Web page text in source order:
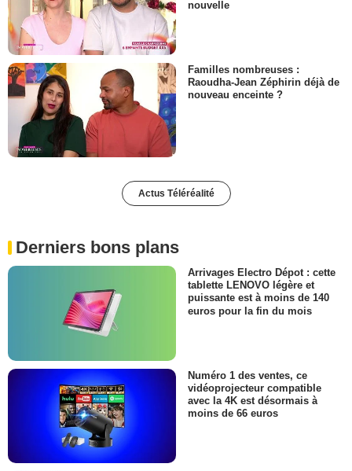
nouvelle
Familles nombreuses :
Raoudha-Jean Zéphirin déjà de
nouveau enceinte ?
Actus Téléréalité
Derniers bons plans
Arrivages Electro Dépot : cette
tablette LENOVO légère et
puissante est à moins de 140
euros pour la fin du mois
Numéro 1 des ventes, ce
vidéoprojecteur compatible
avec la 4K est désormais à
moins de 66 euros